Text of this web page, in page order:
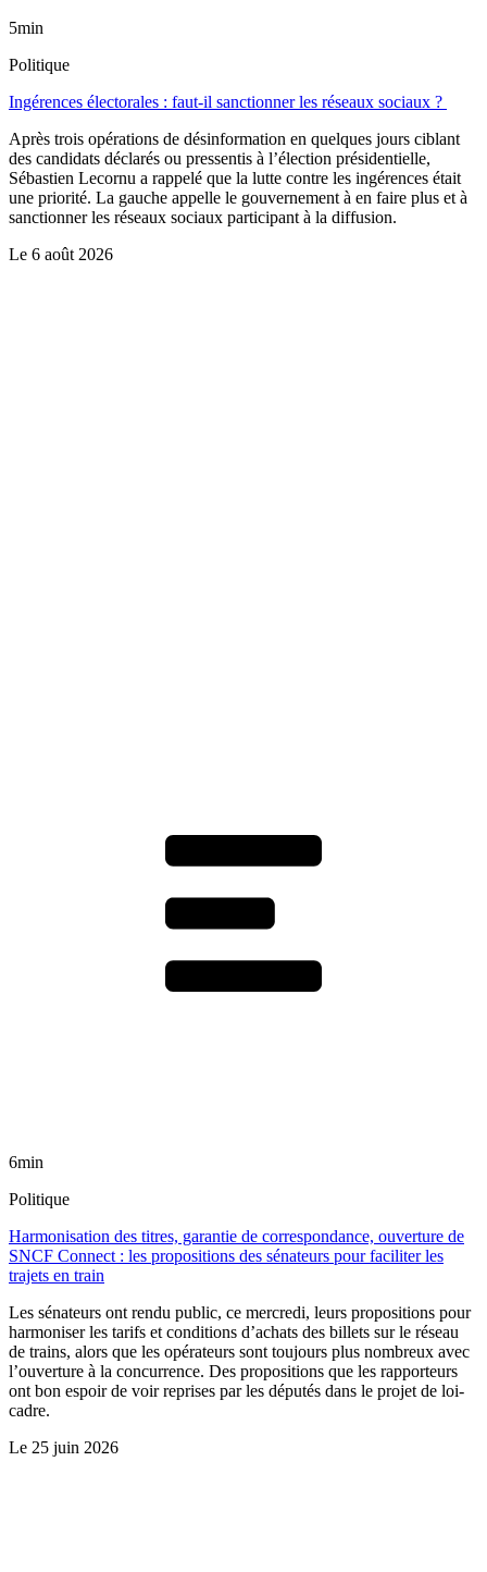
5min
Politique
Ingérences électorales : faut-il sanctionner les réseaux sociaux ?
Après trois opérations de désinformation en quelques jours ciblant
des candidats déclarés ou pressentis à l’élection présidentielle,
Sébastien Lecornu a rappelé que la lutte contre les ingérences était
une priorité. La gauche appelle le gouvernement à en faire plus et à
sanctionner les réseaux sociaux participant à la diffusion.
Le 6 août 2026
6min
Politique
Harmonisation des titres, garantie de correspondance, ouverture de
SNCF Connect : les propositions des sénateurs pour faciliter les
trajets en train
Les sénateurs ont rendu public, ce mercredi, leurs propositions pour
harmoniser les tarifs et conditions d’achats des billets sur le réseau
de trains, alors que les opérateurs sont toujours plus nombreux avec
l’ouverture à la concurrence. Des propositions que les rapporteurs
ont bon espoir de voir reprises par les députés dans le projet de loi-
cadre.
Le 25 juin 2026